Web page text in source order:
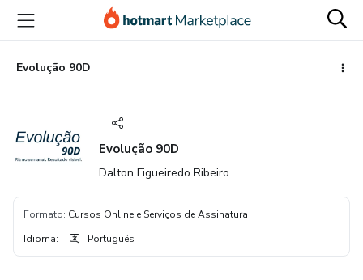
para
conteúdo
principal
para
pagamento
para
rodapé
Evolução 90D
Evolução 90D
Dalton Figueiredo Ribeiro
Formato: Cursos Online e Serviços de Assinatura
Idioma: Português